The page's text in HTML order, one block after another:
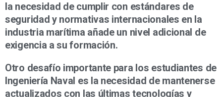
la necesidad de cumplir con estándares de
seguridad y normativas internacionales en la
industria marítima añade un nivel adicional de
exigencia a su formación.
Otro desafío importante para los estudiantes de
Ingeniería Naval es la necesidad de mantenerse
actualizados con las últimas tecnologías y